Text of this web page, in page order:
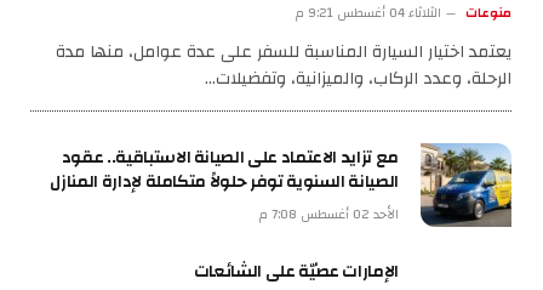
منوعات الثلاثاء 04 أغسطس 9:21 م
يعتمد اختيار السيارة المناسبة للسفر على عدة عوامل، منها مدة
الرحلة، وعدد الركاب، والميزانية، وتفضيلات…
مع تزايد الاعتماد على الصيانة الاستباقية.. عقود
الصيانة السنوية توفر حلولاً متكاملة لإدارة المنازل
الأحد 02 أغسطس 7:08 م
الإمارات عصيّة على الشائعات